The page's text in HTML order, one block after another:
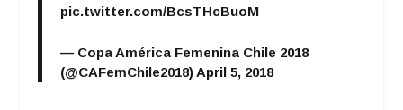
pic.twitter.com/BcsTHcBuoM
— Copa América Femenina Chile 2018
(@CAFemChile2018) April 5, 2018